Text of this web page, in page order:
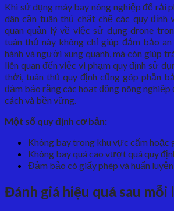
Khi sử dụng máy bay nông nghiệp để rải
dân cần tuân thủ chặt chẽ các quy
quan quản lý về việc sử dụng drone
tuân thủ này không chỉ giúp đảm bảo
hành và người xung quanh, mà còn giúp
liên quan đến việc vi phạm quy định sử
thời, tuân thủ quy định cũng góp phần
đảm bảo rằng các hoạt động nông
cách và bền vững.
Một số quy định cơ bản:
Không bay trong khu vực cấm hoặc
Không bay quá cao vượt quá quy
Đảm bảo có giấy phép và huấn luyện
Đánh giá hiệu quả sau mỗi